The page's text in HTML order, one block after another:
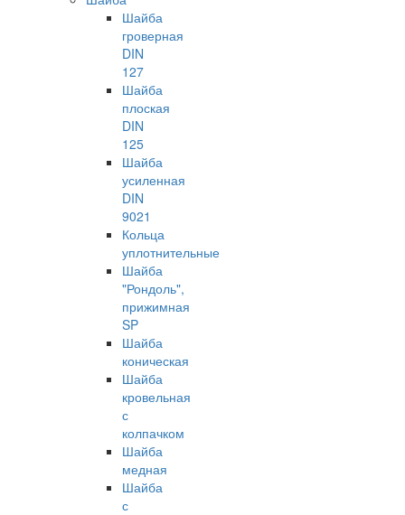
Шайба
гроверная
DIN
127
Шайба
плоская
DIN
125
Шайба
усиленная
DIN
9021
Кольца
уплотнительные
Шайба
"Рондоль",
прижимная
SP
Шайба
коническая
Шайба
кровельная
с
колпачком
Шайба
медная
Шайба
с